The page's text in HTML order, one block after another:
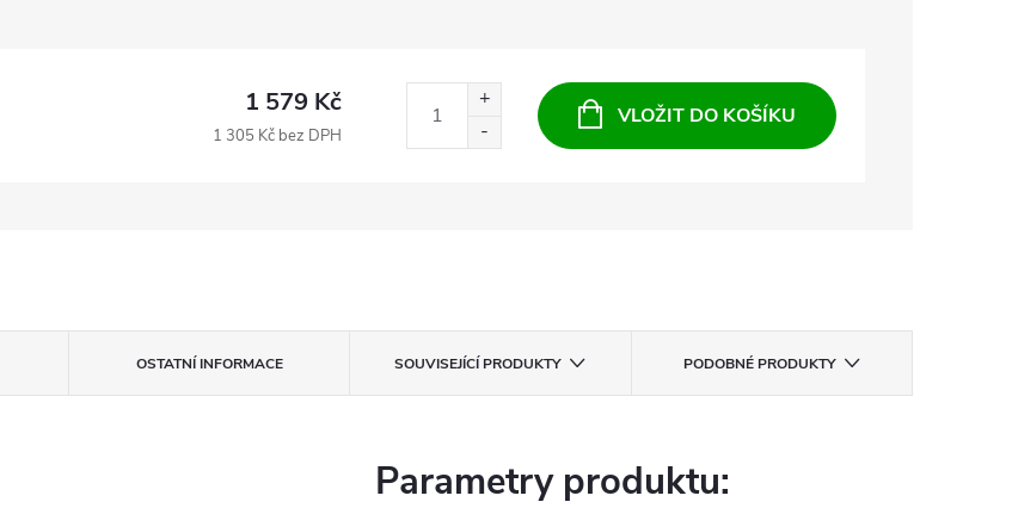
1 579 Kč
1 305 Kč bez DPH
VLOŽIT DO KOŠÍKU
OSTATNÍ INFORMACE SOUVISEJÍCÍ PRODUKTY PODOBNÉ PRODUKTY
Parametry produktu: